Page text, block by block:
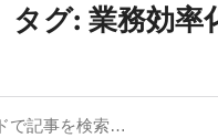
タグ: 業務効率